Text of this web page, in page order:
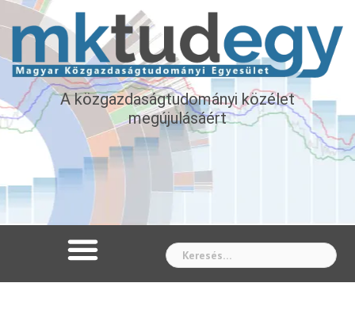
A közgazdaságtudományi közélet
megújulásáért